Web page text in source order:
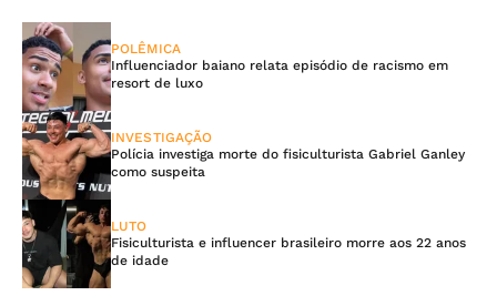
POLÊMICA
Influenciador baiano relata episódio de racismo em
resort de luxo
INVESTIGAÇÃO
Polícia investiga morte do fisiculturista Gabriel Ganley
como suspeita
LUTO
Fisiculturista e influencer brasileiro morre aos 22 anos
de idade